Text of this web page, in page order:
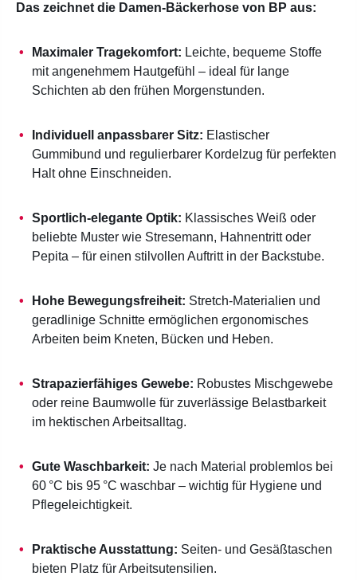
Das zeichnet die Damen-Bäckerhose von BP aus:
Maximaler Tragekomfort: Leichte, bequeme Stoffe
mit angenehmem Hautgefühl – ideal für lange
Schichten ab den frühen Morgenstunden.
Individuell anpassbarer Sitz: Elastischer
Gummibund und regulierbarer Kordelzug für perfekten
Halt ohne Einschneiden.
Sportlich-elegante Optik: Klassisches Weiß oder
beliebte Muster wie Stresemann, Hahnentritt oder
Pepita – für einen stilvollen Auftritt in der Backstube.
Hohe Bewegungsfreiheit: Stretch-Materialien und
geradlinige Schnitte ermöglichen ergonomisches
Arbeiten beim Kneten, Bücken und Heben.
Strapazierfähiges Gewebe: Robustes Mischgewebe
oder reine Baumwolle für zuverlässige Belastbarkeit
im hektischen Arbeitsalltag.
Gute Waschbarkeit: Je nach Material problemlos bei
60 °C bis 95 °C waschbar – wichtig für Hygiene und
Pflegeleichtigkeit.
Praktische Ausstattung: Seiten- und Gesäßtaschen
bieten Platz für Arbeitsutensilien.